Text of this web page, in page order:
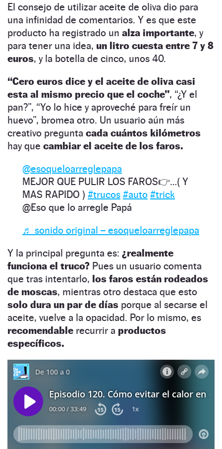
El consejo de utilizar aceite de oliva dio para
una infinidad de comentarios. Y es que este
producto ha registrado un alza importante, y
para tener una idea, un litro cuesta entre 7 y 8
euros, y la botella de cinco, unos 40.
“Cero euros dice y el aceite de oliva casi
esta al mismo precio que el coche”, “¿Y el
pan?”, “Yo lo hice y aproveché para freír un
huevo”, bromea otro. Un usuario aún más
creativo pregunta cada cuántos kilómetros
hay que cambiar el aceite de los faros.
@esoqueloarreglepapa
MEJOR QUE PULIR LOS FAROS👉…( Y
MAS RAPIDO ) #trucos #auto #trick
@Eso que lo arregle Papá
♬ sonido original – esoqueloarreglepapa
Y la principal pregunta es: ¿realmente
funciona el truco? Pues un usuario comenta
que tras intentarlo, los faros están rodeados
de moscas, mientras otro destaca que esto
solo dura un par de días porque al secarse el
aceite, vuelve a la opacidad. Por lo mismo, es
recomendable recurrir a productos
específicos.